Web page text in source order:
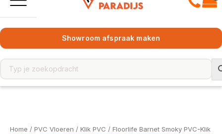
Showroom afspraak maken
Home / PVC Vloeren / Klik PVC / Floorlife Barnet Smoky PVC-Klik